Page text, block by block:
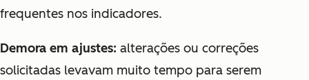
frequentes nos indicadores.
Demora em ajustes: alterações ou correções
solicitadas levavam muito tempo para serem